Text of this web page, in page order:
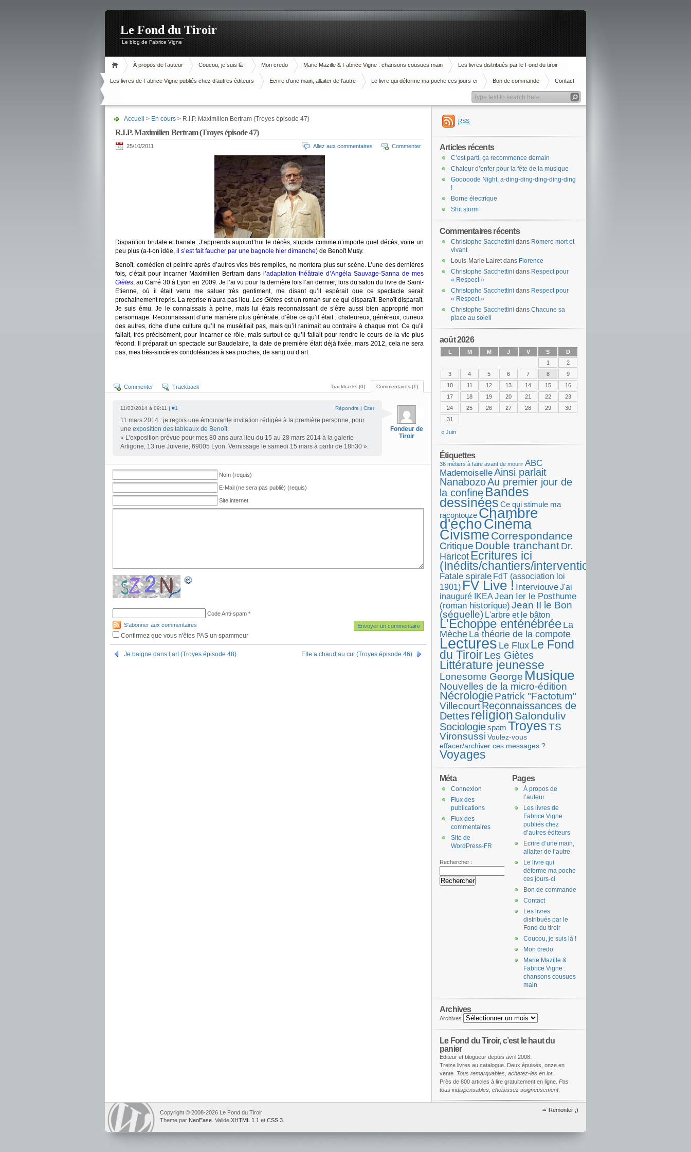
Le Fond du Tiroir
Le blog de Fabrice Vigne
À propos de l’auteur Coucou, je suis là ! Mon credo Marie Mazille & Fabrice Vigne : chansons cousues main Les livres distribués par le Fond du tiroir
Les livres de Fabrice Vigne publiés chez d’autres éditeurs Ecrire d’une main, allaiter de l’autre Le livre qui déforme ma poche ces jours-ci Bon de commande Contact
Accueil > En cours > R.I.P. Maximilien Bertram (Troyes épisode 47)
R.I.P. Maximilien Bertram (Troyes épisode 47)
25/10/2011 Commenter
Allez aux commentaires
Disparition brutale et banale. J’apprends aujourd’hui le décès, stupide comme n’importe quel décès, voire un
peu plus (a-t-on idée, il s’est fait faucher par une bagnole hier dimanche) de Benoît Musy.
Benoît, comédien et peintre après d’autres vies très remplies, ne montera plus sur scène. L’une des dernières
fois, c’était pour incarner Maximilien Bertram dans l’adaptation théâtrale d’Angéla Sauvage-Sanna de mes
Giètes, au Carré 30 à Lyon en 2009. Je l’ai vu pour la dernière fois l’an dernier, lors du salon du livre de Saint-
Etienne, où il était venu me saluer très gentiment, me disant qu’il espérait que ce spectacle serait
prochainement repris. La reprise n’aura pas lieu.Les Giètes est un roman sur ce qui disparaît. Benoît disparaît.
Je suis ému. Je le connaissais à peine, mais lui étais reconnaissant de s’être aussi bien approprié mon
personnage. Reconnaissant d’une manière plus générale, d’être ce qu’il était : chaleureux, généreux, curieux
des autres, riche d’une culture qu’il ne muséifiait pas, mais qu’il ranimait au contraire à chaque mot. Ce qu’il
fallait, très précisément, pour incarner ce rôle, mais surtout ce qu’il fallait pour rendre le cours de la vie plus
fécond. Il préparait un spectacle sur Baudelaire, la date de première était déjà fixée, mars 2012, cela ne sera
pas, mes très-sincères condoléances à ses proches, de sang ou d’art.
Commentaires (1)
Trackbacks (0)
Commenter Trackback
Fondeur de
Tiroir
11/03/2014 à 09:11 | #1 Répondre | Citer
11 mars 2014 : je reçois une émouvante invitation rédigée à la première personne, pour
une exposition des tableaux de Benoît.
« L’exposition prévue pour mes 80 ans aura lieu du 15 au 28 mars 2014 à la galerie
Artigone, 13 rue Juiverie, 69005 Lyon. Vernissage le samedi 15 mars à partir de 18h30 ».
Nom (requis)
E-Mail (ne sera pas publié) (requis)
Site internet
Code Anti-spam *
S'abonner aux commentaires
Confirmez que vous n'êtes PAS un spammeur
Je baigne dans l’art (Troyes épisode 48) Elle a chaud au cul (Troyes épisode 46)
RSS
Articles récents
C’est parti, ça recommence demain
Chaleur d’enfer pour la fête de la musique
Gooooode Night, a-ding-ding-ding-ding-ding
!
Borne électrique
Shit storm
Commentaires récents
Christophe Sacchettini dans Romero mort et
vivant
Louis-Marie Lairetdans Florence
Christophe Sacchettini dans Respect pour
« Respect »
Christophe Sacchettini dans Respect pour
« Respect »
Christophe Sacchettini dans Chacune sa
place au soleil
août 2026
L M M J V S D
« Juin
1
2
3
4 5 6 7 8
9
10
11 12 13 14 15
16
17
18 19 20 21 22
23
24
25 26 27 28 29
30
31
Étiquettes
36 métiers à faire avant de mourir ABC
MademoiselleAinsi parlait
NanabozoAu premier jour de
la confine Bandes
dessinées Ce qui stimule ma
racontouze Chambre
d'échoCinéma
Civisme Correspondance
Critique Double tranchant Dr.
Haricot Ecritures ici
(Inédits/chantiers/interventions)
Fatale spirale FdT (association loi
1901) FV Live ! InterviouveJ'ai
inauguré IKEA Jean Ier le Posthume
(roman historique) Jean II le Bon
(séquelle) L'arbre et le bâton
L'Echoppe enténébrée La
Mèche La théorie de la compote
LecturesLe FluxLe Fond
du TiroirLes Giètes
Littérature jeunesse
Lonesome George Musique
Nouvelles de la micro-édition
NécrologiePatrick "Factotum"
VillecourtReconnaissances de
Dettesreligion Salonduliv
Sociologiespam TroyesTS
Vironsussi Voulez-vous
effacer/archiver ces messages ?
Voyages
Pages
À propos de
l’auteur
Les livres de
Fabrice Vigne
publiés chez
d’autres éditeurs
Ecrire d’une main,
allaiter de l’autre
Le livre qui
déforme ma poche
ces jours-ci
Bon de commande
Contact
Les livres
distribués par le
Fond du tiroir
Coucou, je suis là !
Mon credo
Marie Mazille &
Fabrice Vigne :
chansons cousues
main
Méta
Connexion
Flux des
publications
Flux des
commentaires
Site de
WordPress-FR
Rechercher :
Archives
Archives
Le Fond du Tiroir, c’est le haut du
panier
Éditeur et blogueur depuis avril 2008.
Treize livres au catalogue. Deux épuisés, onze en
vente. Tous remarquables, achetez-les en lot.
Près de 800 articles à lire gratuitement en ligne. Pas
tous indispensables, choisissez soigneusement.
Remonter ;)
Copyright © 2008-2026 Le Fond du Tiroir
Theme par NeoEase . Valide XHTML 1.1 et CSS 3